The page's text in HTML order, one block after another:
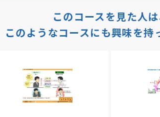
このコースを見た人は
このようなコースにも興味を持